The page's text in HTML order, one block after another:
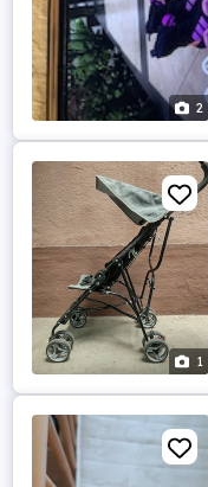
2
1